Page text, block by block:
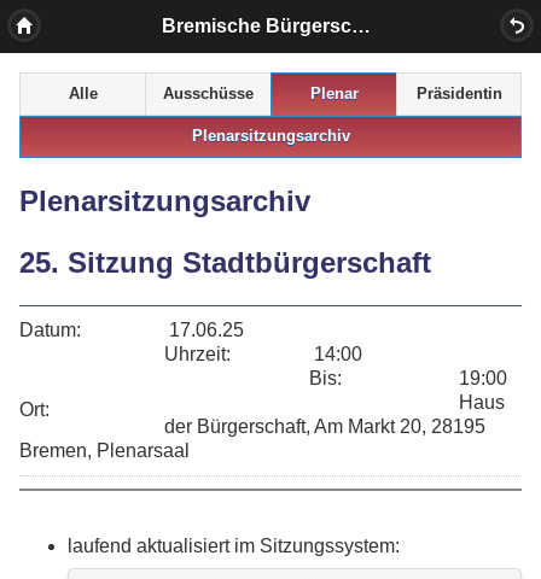
Bremische Bürgerschaft
Alle Ausschüsse Plenar Präsidentin
Plenarsitzungsarchiv
Plenarsitzungsarchiv
25. Sitzung Stadtbürgerschaft
Datum:
17.06.25
Uhrzeit:
14:00
Bis:
19:00
Ort:
Haus
der Bürgerschaft, Am Markt 20, 28195
Bremen, Plenarsaal
laufend aktualisiert im Sitzungssystem: